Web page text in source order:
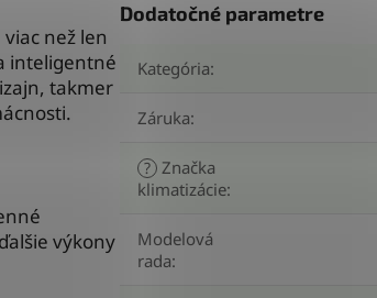
než len
inteligentné
takmer
výkony
Dodatočné parametre
Kategória:
Záruka:
? Značka
klimatizácie:
Modelová
rada: